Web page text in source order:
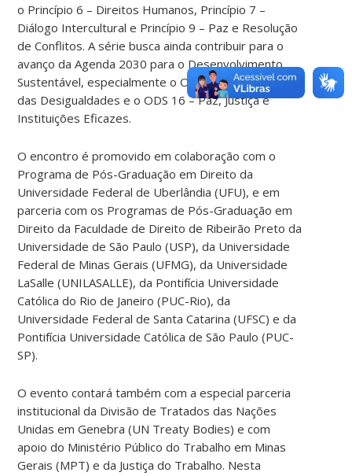
o Princípio 6 – Direitos Humanos, Princípio 7 –
Diálogo Intercultural e Princípio 9 – Paz e Resolução
de Conflitos. A série busca ainda contribuir para o
avanço da Agenda 2030 para o Desenvolvimento
Sustentável, especialmente o ODS 10 – Redução
das Desigualdades e o ODS 16 – Paz, Justiça e
Instituições Eficazes.
O encontro é promovido em colaboração com o
Programa de Pós-Graduação em Direito da
Universidade Federal de Uberlândia (UFU), e em
parceria com os Programas de Pós-Graduação em
Direito da Faculdade de Direito de Ribeirão Preto da
Universidade de São Paulo (USP), da Universidade
Federal de Minas Gerais (UFMG), da Universidade
LaSalle (UNILASALLE), da Pontifícia Universidade
Católica do Rio de Janeiro (PUC-Rio), da
Universidade Federal de Santa Catarina (UFSC) e da
Pontifícia Universidade Católica de São Paulo (PUC-
SP).
O evento contará também com a especial parceria
institucional da Divisão de Tratados das Nações
Unidas em Genebra (UN Treaty Bodies) e com
apoio do Ministério Público do Trabalho em Minas
Gerais (MPT) e da Justiça do Trabalho. Nesta